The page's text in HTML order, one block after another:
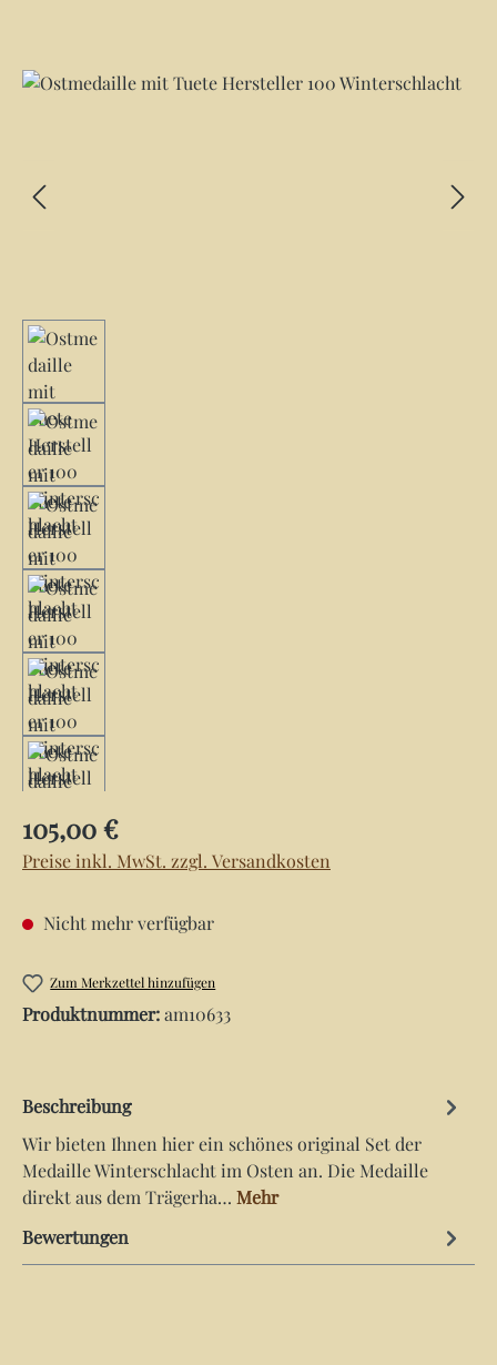
Bildergalerie überspringen
Regulärer Preis:
105,00 €
Preise inkl. MwSt. zzgl. Versandkosten
Nicht mehr verfügbar
Zum Merkzettel hinzufügen
Produktnummer:am10633
Beschreibung
Wir bieten Ihnen hier ein schönes original Set der
Medaille Winterschlacht im Osten an. Die Medaille
direkt aus dem Trägerha… Mehr
Bewertungen